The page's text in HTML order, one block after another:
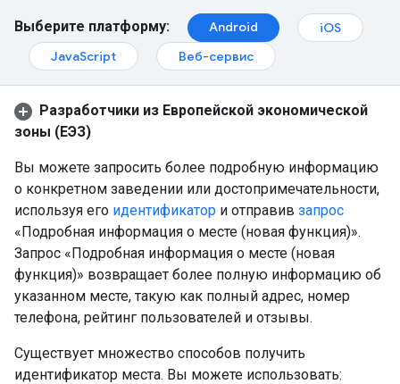
Выберите платформу: Android
iOS
JavaScript
Веб-сервис
Разработчики из Европейской экономической
зоны (ЕЭЗ)
Вы можете запросить более подробную информацию
о конкретном заведении или достопримечательности,
используя его идентификатор и отправив запрос
«Подробная информация о месте (новая функция)».
Запрос «Подробная информация о месте (новая
функция)» возвращает более полную информацию об
указанном месте, такую ​​как полный адрес, номер
телефона, рейтинг пользователей и отзывы.
Существует множество способов получить
идентификатор места. Вы можете использовать: